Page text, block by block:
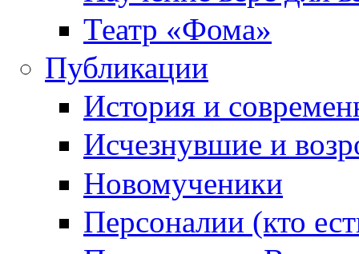
Театр «Фома»
Публикации
История и
Исчезнувшие и
Новомученики
Персоналии (кто